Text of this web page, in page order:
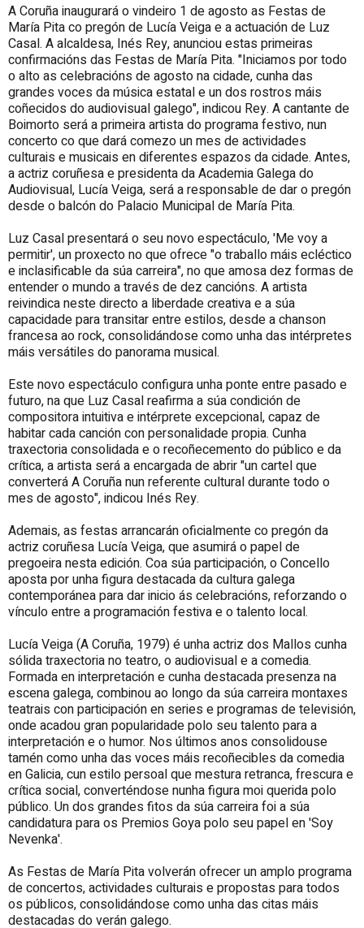
A Coruña inaugurará o vindeiro 1 de agosto as Festas de
María Pita co pregón de Lucía Veiga e a actuación de Luz
Casal. A alcaldesa, Inés Rey, anunciou estas primeiras
confirmacións das Festas de María Pita. "Iniciamos por todo
o alto as celebracións de agosto na cidade, cunha das
grandes voces da música estatal e un dos rostros máis
coñecidos do audiovisual galego", indicou Rey. A cantante de
Boimorto será a primeira artista do programa festivo, nun
concerto co que dará comezo un mes de actividades
culturais e musicais en diferentes espazos da cidade. Antes,
a actriz coruñesa e presidenta da Academia Galega do
Audiovisual, Lucía Veiga, será a responsable de dar o pregón
desde o balcón do Palacio Municipal de María Pita.
Luz Casal presentará o seu novo espectáculo, 'Me voy a
permitir', un proxecto no que ofrece "o traballo máis ecléctico
e inclasificable da súa carreira", no que amosa dez formas de
entender o mundo a través de dez cancións. A artista
reivindica neste directo a liberdade creativa e a súa
capacidade para transitar entre estilos, desde a chanson
francesa ao rock, consolidándose como unha das intérpretes
máis versátiles do panorama musical.
Este novo espectáculo configura unha ponte entre pasado e
futuro, na que Luz Casal reafirma a súa condición de
compositora intuitiva e intérprete excepcional, capaz de
habitar cada canción con personalidade propia. Cunha
traxectoria consolidada e o recoñecemento do público e da
crítica, a artista será a encargada de abrir "un cartel que
converterá A Coruña nun referente cultural durante todo o
mes de agosto", indicou Inés Rey.
Ademais, as festas arrancarán oficialmente co pregón da
actriz coruñesa Lucía Veiga, que asumirá o papel de
pregoeira nesta edición. Coa súa participación, o Concello
aposta por unha figura destacada da cultura galega
contemporánea para dar inicio ás celebracións, reforzando o
vínculo entre a programación festiva e o talento local.
Lucía Veiga (A Coruña, 1979) é unha actriz dos Mallos cunha
sólida traxectoria no teatro, o audiovisual e a comedia.
Formada en interpretación e cunha destacada presenza na
escena galega, combinou ao longo da súa carreira montaxes
teatrais con participación en series e programas de televisión,
onde acadou gran popularidade polo seu talento para a
interpretación e o humor. Nos últimos anos consolidouse
tamén como unha das voces máis recoñecibles da comedia
en Galicia, cun estilo persoal que mestura retranca, frescura e
crítica social, converténdose nunha figura moi querida polo
público. Un dos grandes fitos da súa carreira foi a súa
candidatura para os Premios Goya polo seu papel en 'Soy
Nevenka'.
As Festas de María Pita volverán ofrecer un amplo programa
de concertos, actividades culturais e propostas para todos
os públicos, consolidándose como unha das citas máis
destacadas do verán galego.